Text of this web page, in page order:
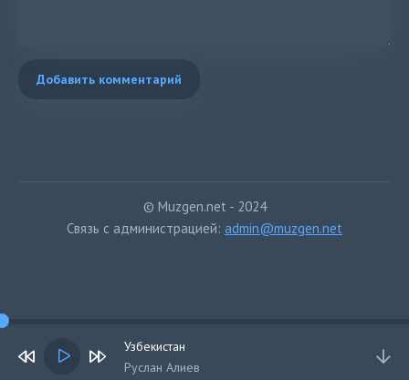
Добавить комментарий
© Muzgen.net - 2024
Связь с администрацией: admin@muzgen.net
Узбекистан
Руслан Алиев